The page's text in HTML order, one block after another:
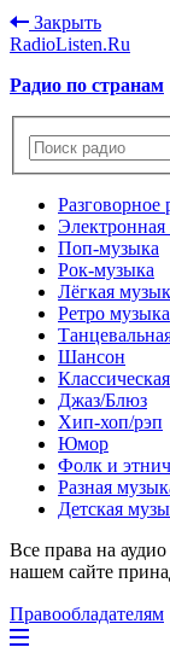
Закрыть
RadioListen.Ru
Радио по странам
Разговорное
Электронная
Поп-музыка
Рок-музыка
Лёгкая
Ретро музыка
Шансон
Джаз/Блюз
Хип-хоп/рэп
Юмор
Фолк и
Разная
Детская
Все права на
нашем сайте
Правообладателям